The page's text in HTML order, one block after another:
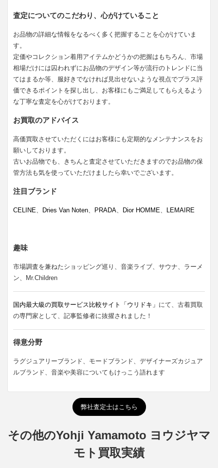
査定についてのこだわり、心がけていること
お品物の詳細な情報をなるべく多く把握することを心がけていま
す。
定価やコレクション着用アイテムかどうかの把握はもちろん、市場
相場だけには囚われずにお品物のデザイン等が流行のトレンドに当
てはまるか等、服好きでなければ見出せないような視点でプラス評
価できるポイントを探し出し、お客様にもご満足してもらえるよう
な丁寧な査定を心がけております。
お買取のアドバイス
高価買取させていただくにはお客様にも定期的なメンテナンスをお
願いしております。
古いお品物でも、きちんと査定させていただきますのでお品物の保
管方法も気を使っていただけましたら幸いでございます。
注目ブランド
CELINE、 Dries Van Noten、 PRADA、 Dior HOMME、 LEMAIRE
趣味
市場調査を兼ねたショッピング巡り、音楽ライブ、サウナ、ラーメ
ン、Mr.Children
国内最大級の買取サービス比較サイト「ウリドキ」 にて、古着買取
の専門家として、記事監修者に抜擢されました！
得意分野
ラグジュアリーブランド、モードブランド、デザイナーズカジュア
ルブランド、音楽や美容についてもけっこう語れます
弊社査定士はこちら
その他のYohji Yamamoto ヨウジヤマ
モト買取実績